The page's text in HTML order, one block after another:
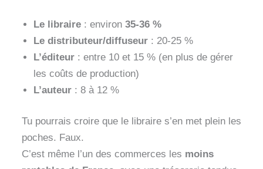
Le libraire : environ 35-36 %
Le distributeur/diffuseur : 20-25 %
L’éditeur : entre 10 et 15 % (en plus de gérer
les coûts de production)
L’auteur : 8 à 12 %
Tu pourrais croire que le libraire s’en met plein les
poches. Faux.
C’est même l’un des commerces les moins